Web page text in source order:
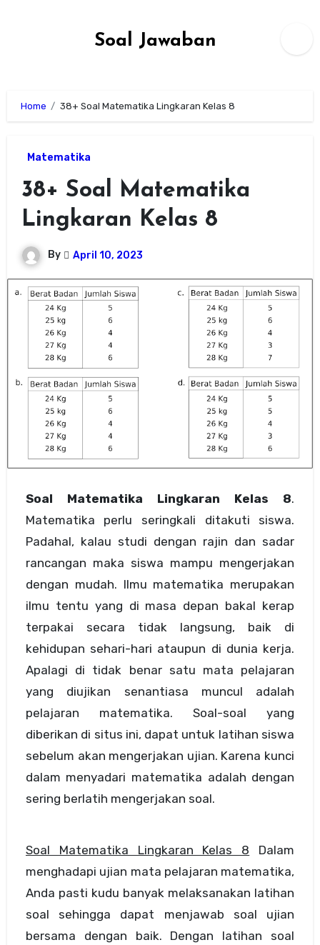
Soal Jawaban
Home 38+ Soal Matematika Lingkaran Kelas 8
Matematika
38+ Soal Matematika
Lingkaran Kelas 8
By April 10, 2023
Soal Matematika Lingkaran Kelas 8.
Matematika perlu seringkali ditakuti siswa.
Padahal, kalau studi dengan rajin dan sadar
rancangan maka siswa mampu mengerjakan
dengan mudah. Ilmu matematika merupakan
ilmu tentu yang di masa depan bakal kerap
terpakai secara tidak langsung, baik di
kehidupan sehari-hari ataupun di dunia kerja.
Apalagi di tidak benar satu mata pelajaran
yang diujikan senantiasa muncul adalah
pelajaran matematika. Soal-soal yang
diberikan di situs ini, dapat untuk latihan siswa
sebelum akan mengerjakan ujian. Karena kunci
dalam menyadari matematika adalah dengan
sering berlatih mengerjakan soal.
Soal Matematika Lingkaran Kelas 8 Dalam
menghadapi ujian mata pelajaran matematika,
Anda pasti kudu banyak melaksanakan latihan
soal sehingga dapat menjawab soal ujian
bersama dengan baik. Dengan latihan soal